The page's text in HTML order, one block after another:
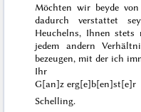
Möchten wir beyde
dadurch verstattet
Heuchelns, Ihnen
jedem andern
bezeugen, mit der ich
Ihr
G[an]z erg[e]b[en]st[e]r
Schelling.